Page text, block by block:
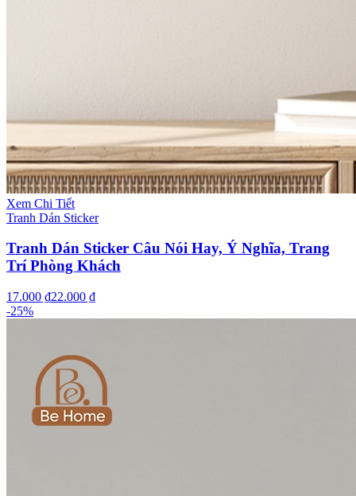
Xem Chi Tiết
Tranh Dán Sticker
Tranh Dán Sticker Câu Nói Hay, Ý Nghĩa, Trang
Trí Phòng Khách
17.000 ₫22.000 ₫
-25%